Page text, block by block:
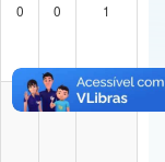
0 0 1
0 0 1